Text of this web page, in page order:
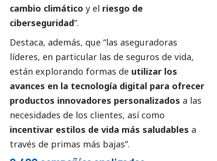
cambio climático y el riesgo de
ciberseguridad”.
Destaca, además, que “las aseguradoras
líderes, en particular las de seguros de vida,
están explorando formas de utilizar los
avances en la tecnología digital para ofrecer
productos innovadores personalizados a las
necesidades de los clientes, así como
incentivar estilos de vida más saludables a
través de primas más bajas”.